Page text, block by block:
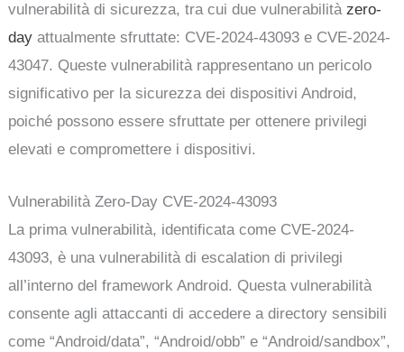
vulnerabilità di sicurezza, tra cui due vulnerabilitàzero-
day attualmente sfruttate: CVE-2024-43093 e CVE-2024-
43047. Queste vulnerabilità rappresentano un pericolo
significativo per la sicurezza dei dispositivi Android,
poiché possono essere sfruttate per ottenere privilegi
elevati e compromettere i dispositivi.
Vulnerabilità Zero-Day CVE-2024-43093
La prima vulnerabilità, identificata come CVE-2024-
43093, è una vulnerabilità di escalation di privilegi
all’interno del framework Android. Questa vulnerabilità
consente agli attaccanti di accedere a directory sensibili
come “Android/data”, “Android/obb” e “Android/sandbox”,